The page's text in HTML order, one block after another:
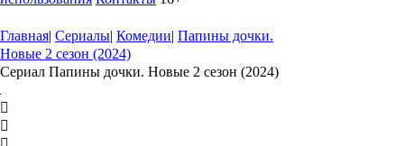
Главная| Сериалы| Комедии| Папины дочки.
Новые 2 сезон (2024)
Сериал Папины дочки. Новые 2 сезон (2024)